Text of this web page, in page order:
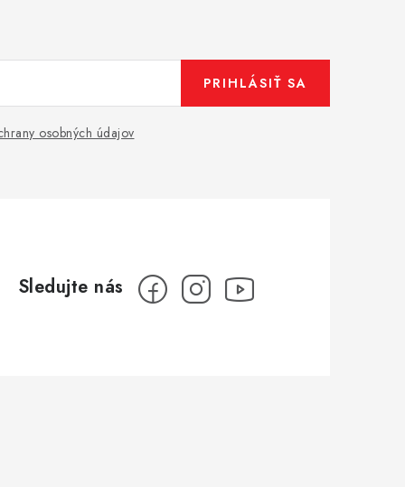
osobných údajov
PRIHLÁSIŤ SA